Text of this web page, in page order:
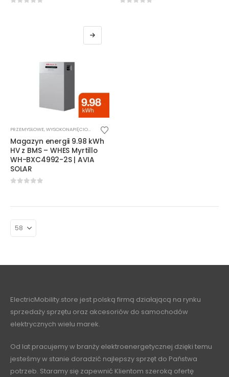
PRZEMYSŁOWE,WYSOKONAPIĘCIOWE
Magazyn energii 9.98 kWh
HV z BMS – WHES Myrtillo
WH-BXC4992-2S | AVIA
SOLAR
ElectricMobility.store jest polską firmą działającą na rynku
sprzedaży sprzętu oraz akcesoriów do samochodów
elektrycznych wielu marek.
Od lat pracujemy w branży elektroenergetycznej dzięki temu
jesteśmy w stanie doradzić najlepszy sprzęt do Państwa
potrzeb. Staramy się zapewnić Klientom szeroką ofertę